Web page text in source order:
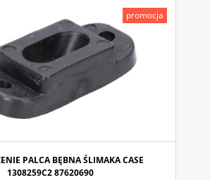
PALCA BĘBNA ŚLIMAKA CASE
1308259C2 87620690
promocja